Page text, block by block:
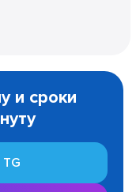
и сроки